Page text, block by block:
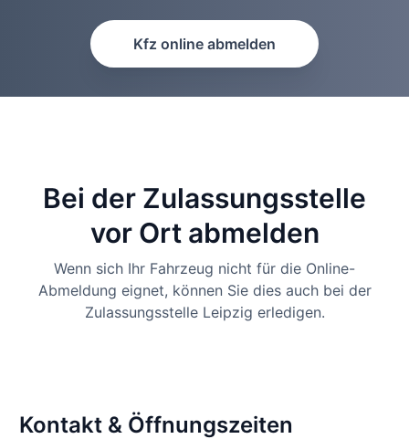
Kfz online abmelden
Bei der Zulassungsstelle
vor Ort abmelden
Wenn sich Ihr Fahrzeug nicht für die Online-
Abmeldung eignet, können Sie dies auch bei der
Zulassungsstelle Leipzig erledigen.
Kontakt & Öffnungszeiten